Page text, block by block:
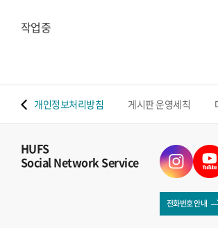
작업중
개인정보처리방침 게시판 운영세칙
HUFS
Social Network Service
전화번호 안내